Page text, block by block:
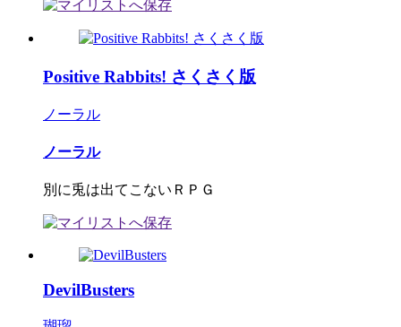
Positive Rabbits! さくさく版
ノーラル
ノーラル
別に兎は出てこないＲＰＧ
DevilBusters